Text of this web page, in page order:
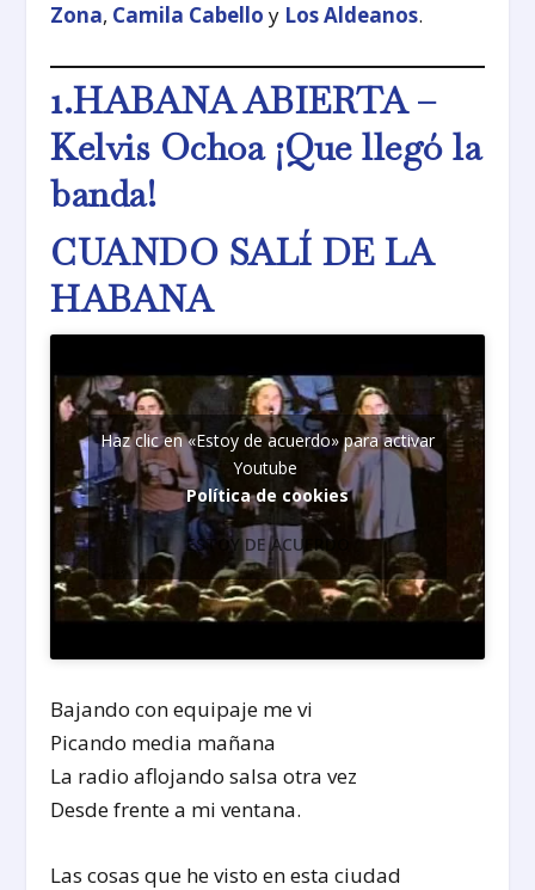
Zona, Camila Cabello y Los Aldeanos.
1.HABANA ABIERTA –
Kelvis Ochoa ¡Que llegó la
banda!
CUANDO SALÍ DE LA
HABANA
Haz clic en «Estoy de acuerdo» para activar
Youtube
Política de cookies
ESTOY DE ACUERDO
Bajando con equipaje me vi
Picando media mañana
La radio aflojando salsa otra vez
Desde frente a mi ventana.
Las cosas que he visto en esta ciudad